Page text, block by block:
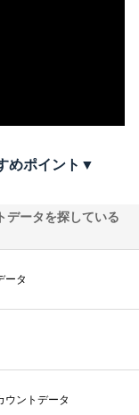
めポイント▼
データを探している
ータ
ウントデータ